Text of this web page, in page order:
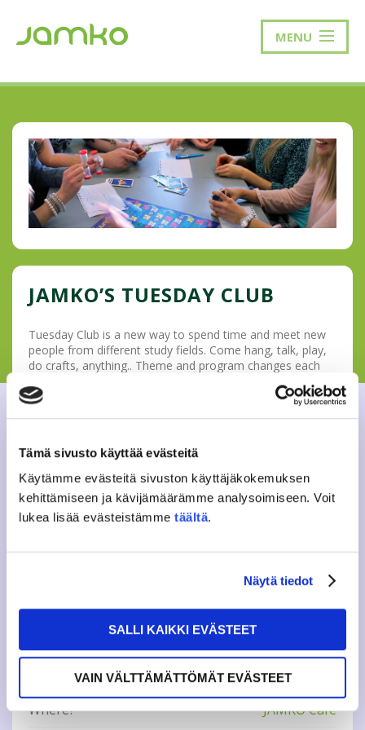
Tämä sivusto käyttää evästeitä
Käytämme evästeitä sivuston käyttäjäkokemuksen
kehittämiseen ja kävijämäärämme analysoimiseen. Voit
lukea lisää evästeistämme täältä.
Näytä tiedot
SALLI KAIKKI EVÄSTEET
VAIN VÄLTTÄMÄTTÖMÄT EVÄSTEET
MENU
JAMKO’S TUESDAY CLUB
Tuesday Club is a new way to spend time and meet new
people from different study fields. Come hang, talk, play,
do crafts, anything.. Theme and program changes each
Tuesday Clubs are held Jan 20th, Feb 10th, Mar 10th, Mar
Questions? Contact us: ic(a)jamko.fi tai vapaa-
aika(a)jamko.fi
Where? JAMKO Café